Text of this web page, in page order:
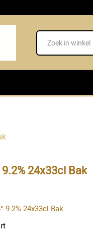
24x33cl Bak
9.2% 24x33cl Bak